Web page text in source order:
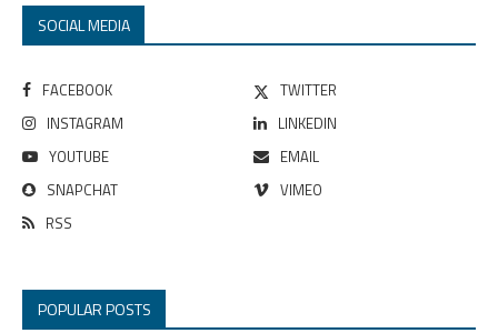
SOCIAL MEDIA
FACEBOOK
TWITTER
INSTAGRAM
LINKEDIN
YOUTUBE
EMAIL
SNAPCHAT
VIMEO
RSS
POPULAR POSTS